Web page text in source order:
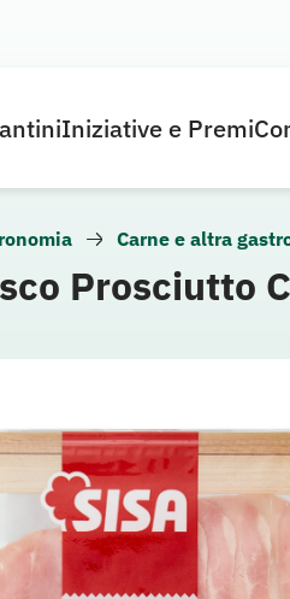
Iniziative e Premi
Carne e altra
Prosciutto